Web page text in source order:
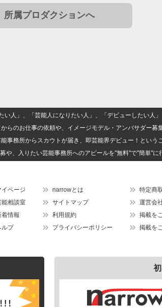
所属プロダクションへ
人」、「芸能人になりたい人」、「デビューしたい人
らのお仕事の依頼や、イメージモデル・アンバサダー募
事務所からスカウトが届き、即芸能界デビュー！という
や、入りたい芸能事務所へのアピールを"無料"で"簡単"に
イページ
能相談室
着情報
ルプ
narrowとは
サイトマップ
利用規約
プライバシーポリシー
特定商
運営会
掲載を
掲載を